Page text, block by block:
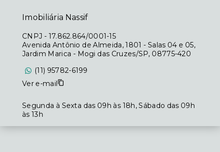
Imobiliária Nassif
CNPJ - 17.862.864/0001-15
Avenida Antônio de Almeida, 1801 - Salas 04 e 05,
Jardim Marica - Mogi das Cruzes/SP, 08775-420
(11) 95782-6199
Ver e-mail
Segunda à Sexta das 09h às 18h, Sábado das 09h
às 13h